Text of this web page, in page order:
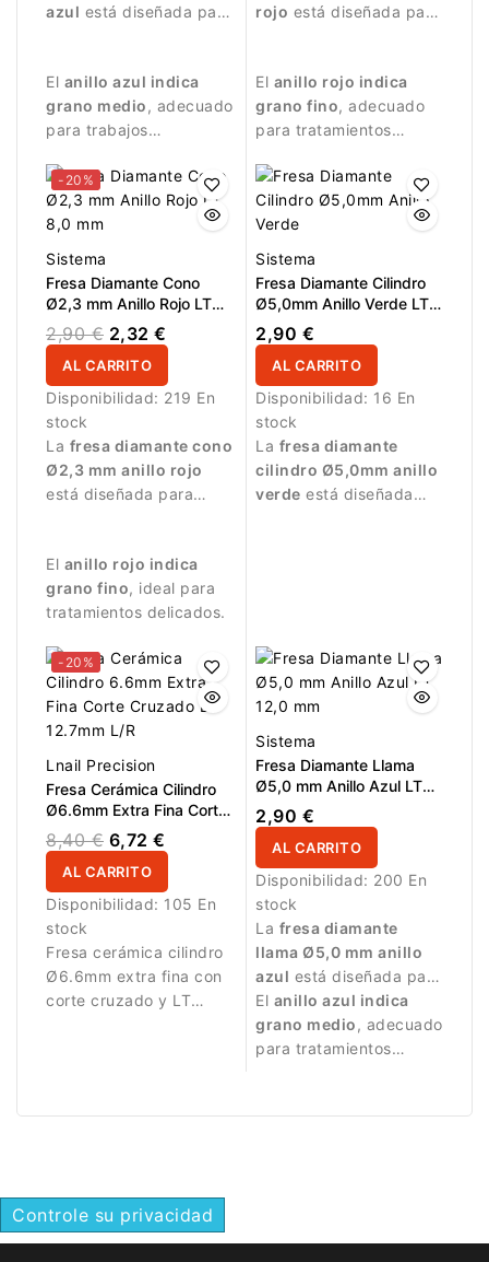
azul está diseñada para
El anillo azul indica
grano medio, adecuado
para trabajos
controlados.
rojo está diseñada para
El anillo rojo indica
grano fino, adecuado
para tratamientos
-20%
Sistema
Fresa Diamante Cono
Ø2,3 mm Anillo Rojo LT
8,0 mm
2,90 € 2,32 €
AL CARRITO
Disponibilidad: 219 En
stock
La fresa diamante cono
Ø2,3 mm anillo rojo
está diseñada para
El anillo rojo indica
grano fino, ideal para
tratamientos delicados.
Sistema
Fresa Diamante Cilindro
Ø5,0mm Anillo Verde LT
9,0mm
2,90 €
AL CARRITO
Disponibilidad: 16 En
stock
La fresa diamante
cilindro Ø5,0mm anillo
verde está diseñada
-20%
Lnail Precision
Fresa Cerámica Cilindro
Ø6.6mm Extra Fina Corte
Cruzado LT 12.7mm L/R
8,40 € 6,72 €
AL CARRITO
Disponibilidad: 105 En
stock
Fresa cerámica cilindro
Ø6.6mm extra fina con
corte cruzado y LT
Sistema
Fresa Diamante Llama
Ø5,0 mm Anillo Azul LT
12,0 mm
2,90 €
AL CARRITO
Disponibilidad: 200 En
stock
La fresa diamante
llama Ø5,0 mm anillo
azul está diseñada para
trabajos profesionales
de manicura y pedicura.
El anillo azul indica
grano medio, adecuado
para tratamientos
Controle su privacidad